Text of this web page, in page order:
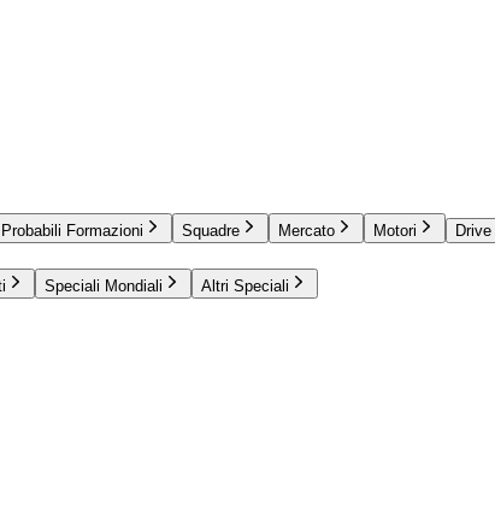
Probabili Formazioni Squadre Mercato Motori
Speciali Mondiali Altri Speciali